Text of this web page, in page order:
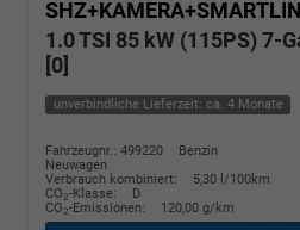
1.0 TSI 85 kW (115PS) 7-
[0]
unverbindliche Lieferzeit: ca. 4 Monate
Fahrzeugnr.: 499220
Benzin
Neuwagen
Verbrauch kombiniert:
5,30 l/100km
CO2-Klasse:
D
CO2-Emissionen: 120,00 g/km